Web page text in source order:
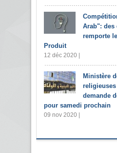
Arab": des
remporte
Produit
12 déc 2020 |
Ministère
demande
pour samedi prochain
09 nov 2020 |